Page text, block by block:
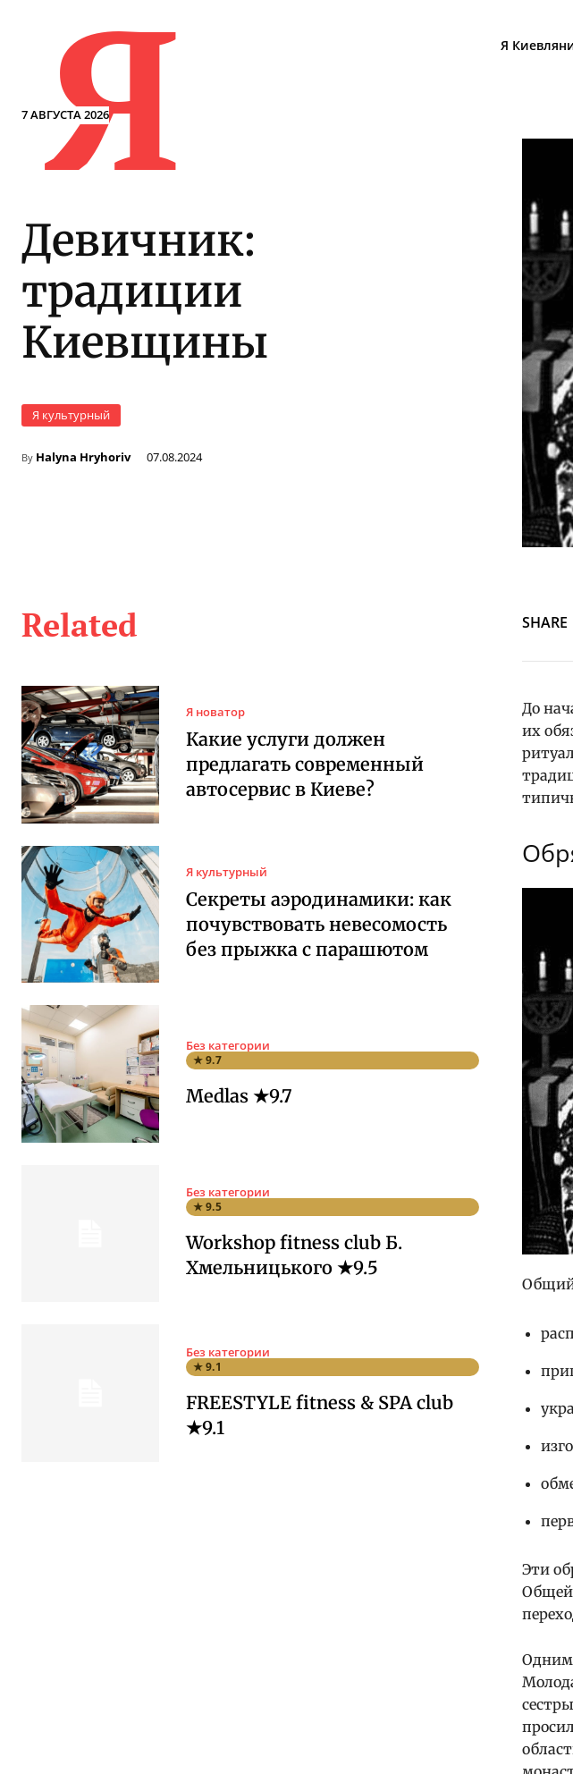
7 АВГУСТА 2026
Я Я
Девичник:
традиции
Киевщины
Я культурный
By Halyna Hryhoriv 07.08.2024
Related
Я новатор
Какие услуги должен
предлагать современный
автосервис в Киеве?
Я культурный
Секреты аэродинамики: как
почувствовать невесомость
без прыжка с парашютом
Без категории
★ 9.7
Medlas ★9.7
Без категории
★ 9.5
Workshop fitness club Б.
Хмельницького ★9.5
Без категории
★ 9.1
FREESTYLE fitness & SPA club
★9.1
SHARE
До
их
Общий
Эти
Общей
Одним